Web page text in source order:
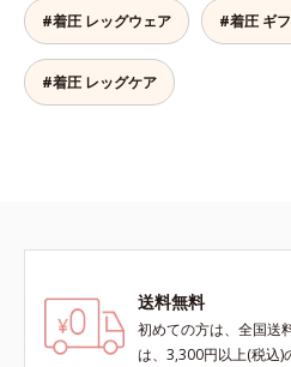
#着圧 レッグウェア #着圧 ギ
#着圧 レッグケア
送料無料
初めての方は、全国送
は、3,300円以上(税込)